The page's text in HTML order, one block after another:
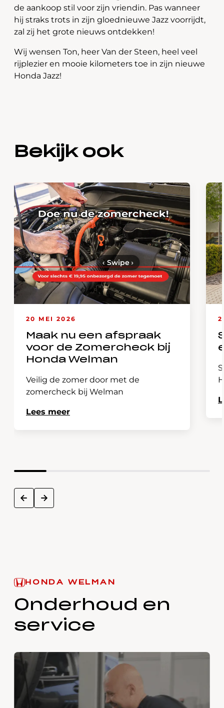
de aankoop stil voor zijn vriendin. Pas wanneer
hij straks trots in zijn gloednieuwe Jazz voorrijdt,
zal zij het grote nieuws ontdekken!
Wij wensen Ton, heer Van der Steen, heel veel
rijplezier en mooie kilometers toe in zijn nieuwe
Honda Jazz!
Bekijk ook
20 MEI 2026
Maak nu een afspraak
voor de Zomercheck bij
Honda Welman
Veilig de zomer door met de
zomercheck bij Welman
Lees meer
prev next
‹ Swipe›
HONDA WELMAN
Onderhoud en
service